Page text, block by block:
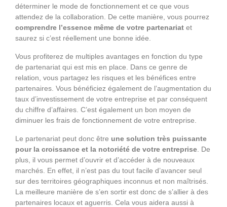
déterminer le mode de fonctionnement et ce que vous
attendez de la collaboration. De cette manière, vous pourrez
comprendre l’essence même de votre partenariat et
saurez si c’est réellement une bonne idée.
Vous profiterez de multiples avantages en fonction du type
de partenariat qui est mis en place. Dans ce genre de
relation, vous partagez les risques et les bénéfices entre
partenaires. Vous bénéficiez également de l’augmentation du
taux d’investissement de votre entreprise et par conséquent
du chiffre d’affaires. C’est également un bon moyen de
diminuer les frais de fonctionnement de votre entreprise.
Le partenariat peut donc être une solution très puissante
pour la croissance et la notoriété de votre entreprise . De
plus, il vous permet d’ouvrir et d’accéder à de nouveaux
marchés. En effet, il n’est pas du tout facile d’avancer seul
sur des territoires géographiques inconnus et non maîtrisés.
La meilleure manière de s’en sortir est donc de s’allier à des
partenaires locaux et aguerris. Cela vous aidera aussi à